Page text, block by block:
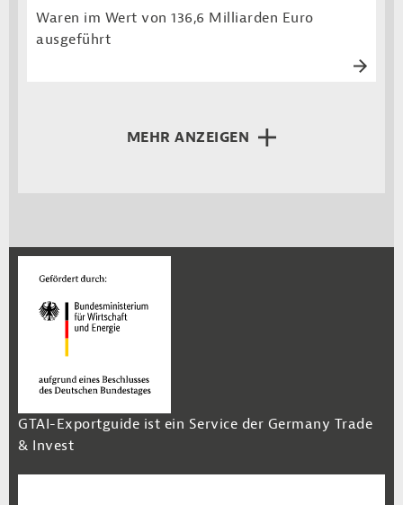
Waren im Wert von 136,6 Milliarden Euro
ausgeführt
MEHR ANZEIGEN
GTAI-Exportguide ist ein Service der Germany Trade
& Invest